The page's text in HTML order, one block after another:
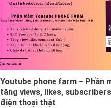
Youtube phone farm – Phần
tăng views, likes,
điện thoại thật